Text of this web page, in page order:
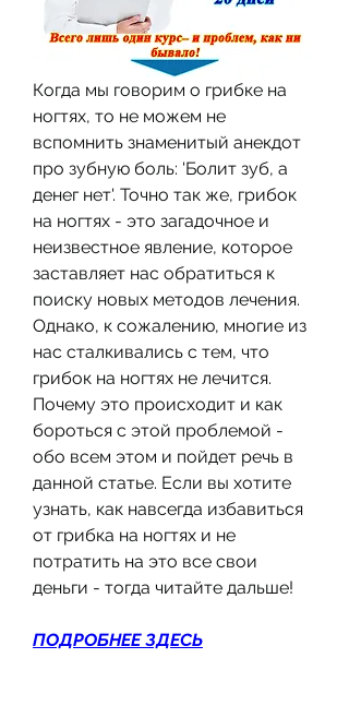
Когда мы говорим о грибке на
ногтях, то не можем не
вспомнить знаменитый анекдот
про зубную боль: 'Болит зуб, а
денег нет'. Точно так же, грибок
на ногтях - это загадочное и
неизвестное явление, которое
заставляет нас обратиться к
поиску новых методов лечения.
Однако, к сожалению, многие из
нас сталкивались с тем, что
грибок на ногтях не лечится.
Почему это происходит и как
бороться с этой проблемой -
обо всем этом и пойдет речь в
данной статье. Если вы хотите
узнать, как навсегда избавиться
от грибка на ногтях и не
потратить на это все свои
деньги - тогда читайте дальше!
ПОДРОБНЕЕ ЗДЕСЬ